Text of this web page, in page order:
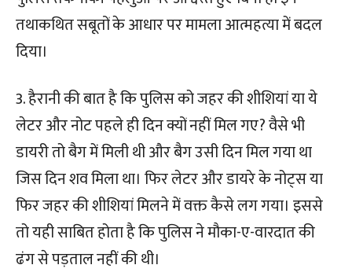
तथाकथित सबूतों के आधार पर मामला आत्महत्या में बदल
दिया।
3. हैरानी की बात है कि पुलिस को जहर की शीशियां या ये
लेटर और नोट पहले ही दिन क्यों नहीं मिल गए? वैसे भी
डायरी तो बैग में मिली थी और बैग उसी दिन मिल गया था
जिस दिन शव मिला था। फिर लेटर और डायरे के नोट्स या
फिर जहर की शीशियां मिलने में वक्त कैसे लग गया। इससे
तो यही साबित होता है कि पुलिस ने मौका-ए-वारदात की
ढंग से पड़ताल नहीं की थी।